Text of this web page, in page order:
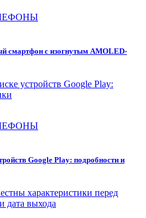
смартфон с изогнутым AMOLED-
Google Play: подробности и